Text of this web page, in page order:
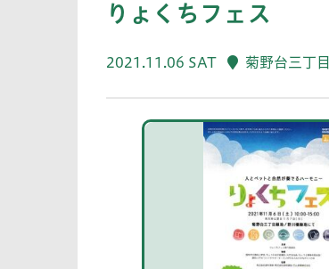
りょくちフェス
2021.11.06 SAT 菊野台三丁